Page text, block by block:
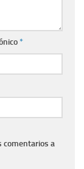
*
comentarios a